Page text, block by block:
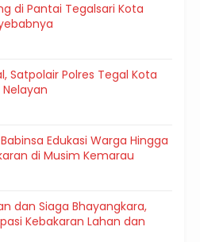
di Pantai Tegalsari Kota
Satpolair Polres Tegal Kota
Edukasi Warga Hingga
di Musim Kemarau
dan Siaga Bhayangkara,
Kebakaran Lahan dan